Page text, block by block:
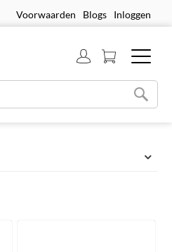
Voorwaarden Blogs Inloggen